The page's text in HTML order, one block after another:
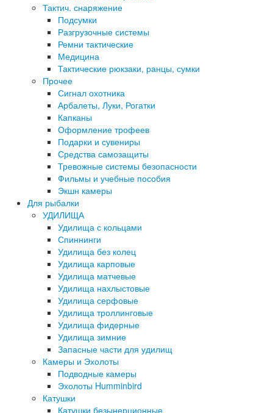
Тактич. снаряжение
Подсумки
Разгрузочные системы
Ремни тактические
Медицина
Тактические рюкзаки, ранцы, сумки
Прочее
Сигнал охотника
Арбалеты, Луки, Рогатки
Капканы
Оформление трофеев
Подарки и сувениры
Средства самозащиты
Тревожные системы безопасности
Фильмы и учебные пособия
Экшн камеры
Для рыбалки
УДИЛИЩА
Удилища с кольцами
Спиннинги
Удилища без колец
Удилища карповые
Удилища матчевые
Удилища нахлыстовые
Удилища серфовые
Удилища троллинговые
Удилища фидерные
Удилища зимние
Запасные части для удилищ
Камеры и Эхолоты
Подводные камеры
Эхолоты Humminbird
Катушки
Катушки безынерционные